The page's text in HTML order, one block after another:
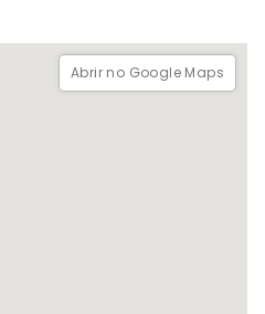
Abrir no Google Maps